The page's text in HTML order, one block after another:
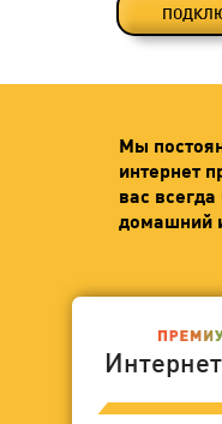
Мы
интернет
вас
домашний